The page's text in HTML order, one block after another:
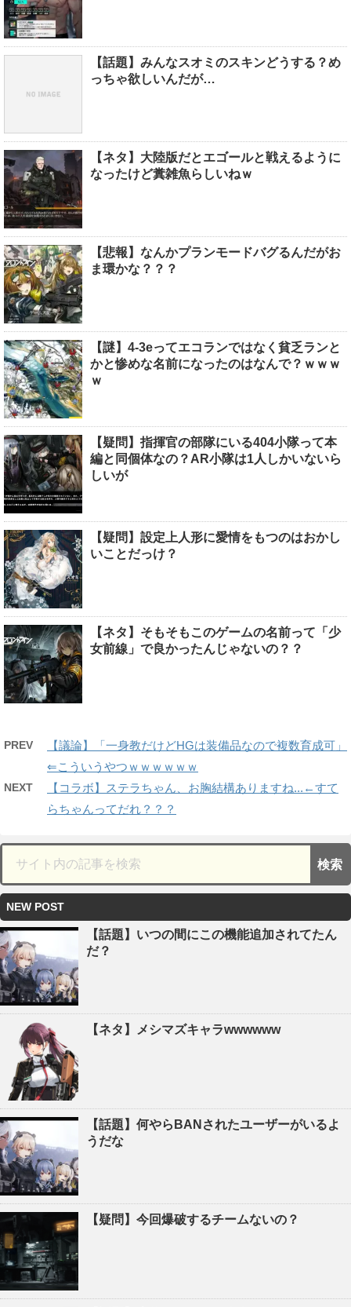
【話題】みんなスオミのスキンどうする？め
っちゃ欲しいんだが…
【ネタ】大陸版だとエゴールと戦えるように
なったけど糞雑魚らしいねｗ
【悲報】なんかプランモードバグるんだがお
ま環かな？？？
【謎】4-3eってエコランではなく貧乏ランと
かと惨めな名前になったのはなんで？ｗｗｗ
ｗ
【疑問】指揮官の部隊にいる404小隊って本
編と同個体なの？AR小隊は1人しかいないら
しいが
【疑問】設定上人形に愛情をもつのはおかし
いことだっけ？
【ネタ】そもそもこのゲームの名前って「少
女前線」で良かったんじゃないの？？
PREV
【議論】「一身教だけどHGは装備品なので複数育成可」
⇐こういうやつｗｗｗｗｗｗ
NEXT
【コラボ】ステラちゃん、お胸結構ありますね...←すて
らちゃんってだれ？？？
NEW POST
【話題】いつの間にこの機能追加されてたん
だ？
【ネタ】メシマズキャラwwwwww
【話題】何やらBANされたユーザーがいるよ
うだな
【疑問】今回爆破するチームないの？